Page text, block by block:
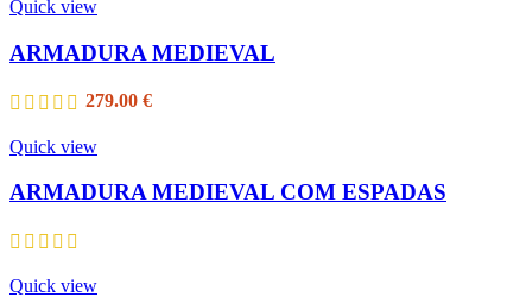
Quick view
ARMADURA MEDIEVAL
279.00 €
Quick view
ARMADURA MEDIEVAL COM ESPADAS
Quick view